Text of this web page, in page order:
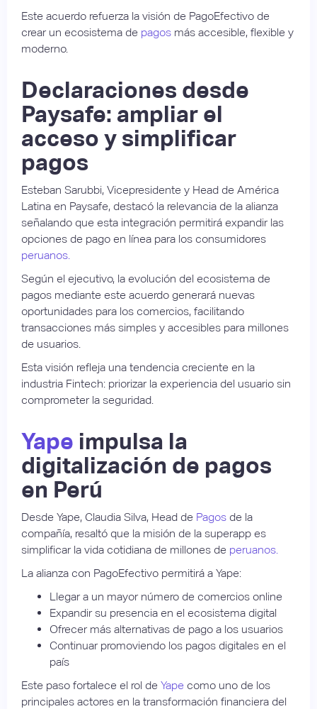
Este acuerdo refuerza la visión de PagoEfectivo de
crear un ecosistema de pagos más accesible, flexible y
moderno.
Declaraciones desde
Paysafe: ampliar el
acceso y simplificar
pagos
Esteban Sarubbi, Vicepresidente y Head de América
Latina en Paysafe, destacó la relevancia de la alianza
señalando que esta integración permitirá expandir las
opciones de pago en línea para los consumidores
peruanos.
Según el ejecutivo, la evolución del ecosistema de
pagos mediante este acuerdo generará nuevas
oportunidades para los comercios, facilitando
transacciones más simples y accesibles para millones
de usuarios.
Esta visión refleja una tendencia creciente en la
industria Fintech: priorizar la experiencia del usuario sin
comprometer la seguridad.
Yape impulsa la
digitalización de pagos
en Perú
Desde Yape, Claudia Silva, Head de Pagos de la
compañía, resaltó que la misión de la superapp es
simplificar la vida cotidiana de millones de peruanos.
La alianza con PagoEfectivo permitirá a Yape:
Llegar a un mayor número de comercios online
Expandir su presencia en el ecosistema digital
Ofrecer más alternativas de pago a los usuarios
Continuar promoviendo los pagos digitales en el
país
Este paso fortalece el rol de Yape como uno de los
principales actores en la transformación financiera del